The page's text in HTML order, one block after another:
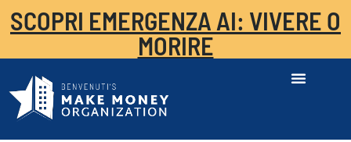
SCOPRI EMERGENZA AI: VIVERE O
MORIRE